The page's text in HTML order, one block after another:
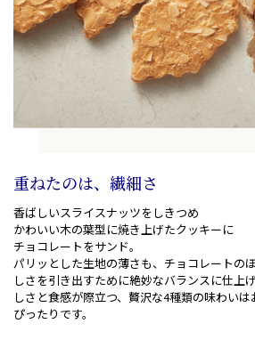
重ねたのは、繊細さ
香ばしいスライスナッツをしきつめ
かわいい木の葉型に焼き上げたクッキーに
チョコレートをサンド。
パリッとした生地の薄さも、チョコレートの
しさを引き出すために絶妙なバランスに仕上
しさと食感が際立つ、贅沢な4種類の味わい
ぴったりです。